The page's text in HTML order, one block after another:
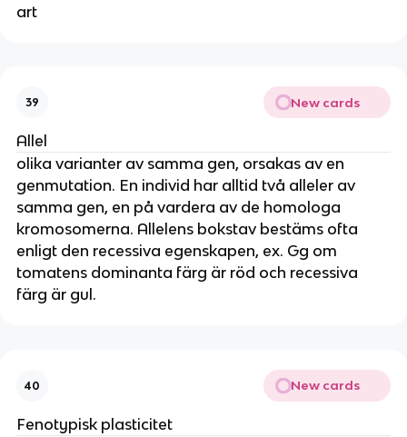
art
39 New cards
Allel
olika varianter av samma gen, orsakas av en
genmutation. En individ har alltid två alleler av
samma gen, en på vardera av de homologa
kromosomerna. Allelens bokstav bestäms ofta
enligt den recessiva egenskapen, ex. Gg om
tomatens dominanta färg är röd och recessiva
färg är gul.
40 New cards
Fenotypisk plasticitet